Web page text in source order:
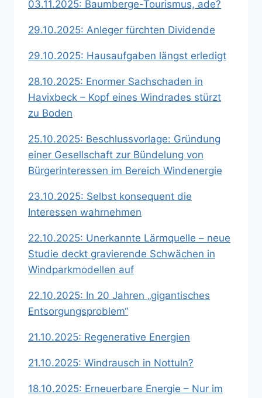
03.11.2025: Baumberge-Tourismus, ade?
29.10.2025: Anleger fürchten Dividende
29.10.2025: Hausaufgaben längst erledigt
28.10.2025: Enormer Sachschaden in
Havixbeck – Kopf eines Windrades stürzt
zu Boden
25.10.2025: Beschlussvorlage: Gründung
einer Gesellschaft zur Bündelung von
Bürgerinteressen im Bereich Windenergie
23.10.2025: Selbst konsequent die
Interessen wahrnehmen
22.10.2025: Unerkannte Lärmquelle – neue
Studie deckt gravierende Schwächen in
Windparkmodellen auf
22.10.2025: In 20 Jahren „gigantisches
Entsorgungsproblem“
21.10.2025: Regenerative Energien
21.10.2025: Windrausch in Nottuln?
18.10.2025: Erneuerbare Energie – Nur im